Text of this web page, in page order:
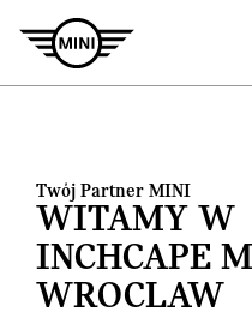
Twój Partner MINI
WITAMY W
INCHCAPE
WROCLAW